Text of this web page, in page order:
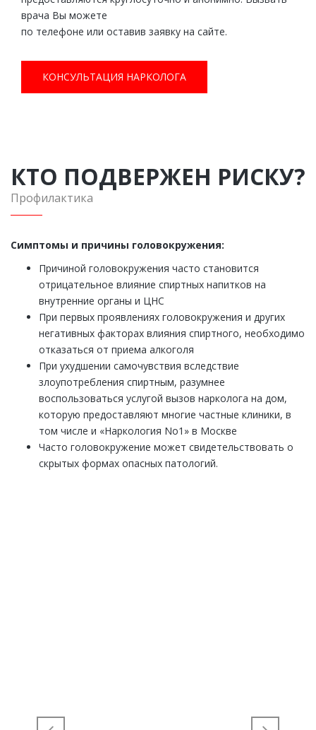
врача Вы можете
по телефоне или оставив заявку на сайте.
КОНСУЛЬТАЦИЯ НАРКОЛОГА
КТО ПОДВЕРЖЕН РИСКУ?
Профилактика
Симптомы и причины головокружения:
Причиной головокружения часто становится
отрицательное влияние спиртных напитков на
внутренние органы и ЦНС
При первых проявлениях головокружения и других
негативных факторах влияния спиртного, необходимо
отказаться от приема алкоголя
При ухудшении самочувствия вследствие
злоупотребления спиртным, разумнее
воспользоваться услугой вызов нарколога на дом,
которую предоставляют многие частные клиники, в
том числе и «Наркология No1» в Москве
Часто головокружение может свидетельствовать о
скрытых формах опасных патологий.